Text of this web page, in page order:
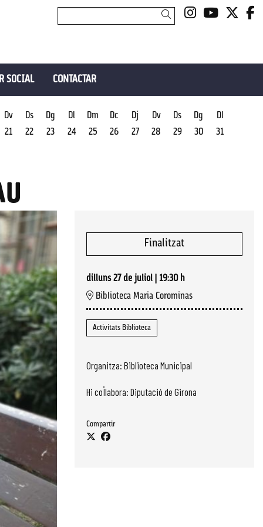
Link aLink a
Cercar
SOCIAL CONTACTAR
Dv
21
Ds
22
Dg
23
Dl
24
Dm
25
Dc
26
Dj
27
Dv
28
Ds
29
Dg
30
Dl
31
Finalitzat
dilluns 27 de juliol
19:30 h
Biblioteca Maria Corominas
Activitats Biblioteca
Organitza: Biblioteca Municipal
Hi col·labora: Diputació de Girona
Compartir